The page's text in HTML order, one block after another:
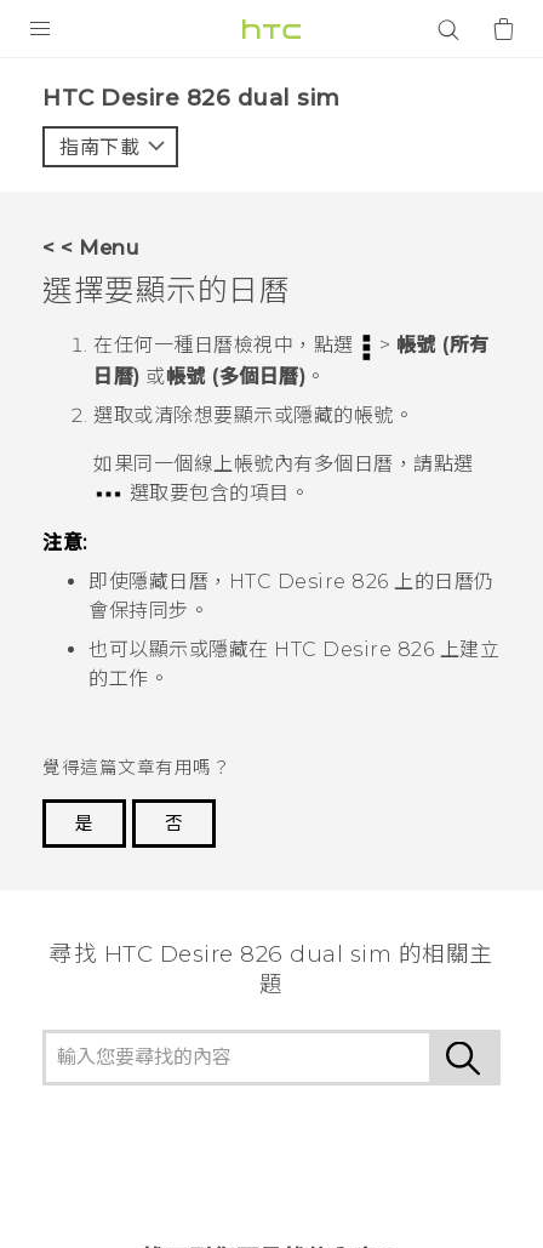
VIVE
HTC Desire 826 dual sim‎
指南下載
< < Menu
選擇要顯示的日曆
在任何一種日曆檢視中，點選 > 帳號 (所有
日曆) 或帳號 (多個日曆) 。
選取或清除想要顯示或隱藏的帳號。
如果同一個線上帳號內有多個日曆，請點選
選取要包含的項目。
注意:
即使隱藏日曆， HTC Desire 826 上的日曆仍
會保持同步。
也可以顯示或隱藏在 HTC Desire 826 上建立
的工作。
覺得這篇文章有用嗎？
是
否
尋找 HTC Desire 826 dual sim 的相關主
題